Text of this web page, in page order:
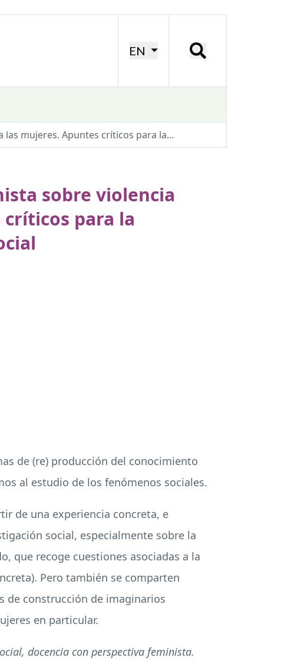
EN
mujeres. Apuntes críticos para la...
sobre violencia
para la
de (re) producción del conocimiento
al estudio de los fenómenos sociales.
de una experiencia concreta, e
social, especialmente sobre la
que recoge cuestiones asociadas a la
Pero también se comparten
de construcción de imaginarios
en particular.
docencia con perspectiva feminista.